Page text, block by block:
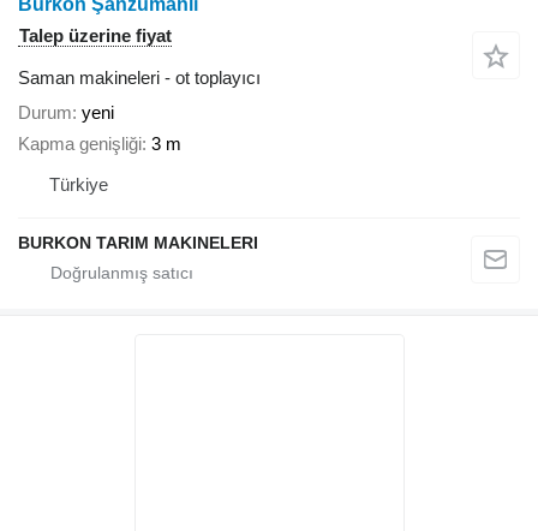
Burkon Şanzumanlı
Talep üzerine fiyat
Saman makineleri - ot toplayıcı
Durum yeni
Kapma genişliği 3 m
Türkiye
BURKON TARIM MAKINELERI